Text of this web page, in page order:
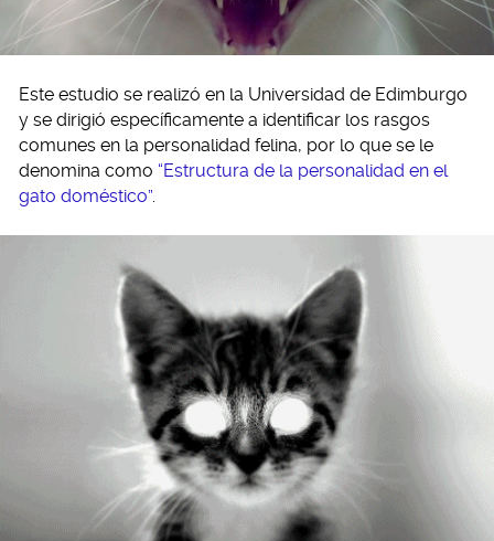
Este estudio se realizó en la Universidad de Edimburgo
y se dirigió específicamente a identificar los rasgos
comunes en la personalidad felina, por lo que se le
denomina como “Estructura de la personalidad en el
gato doméstico”.